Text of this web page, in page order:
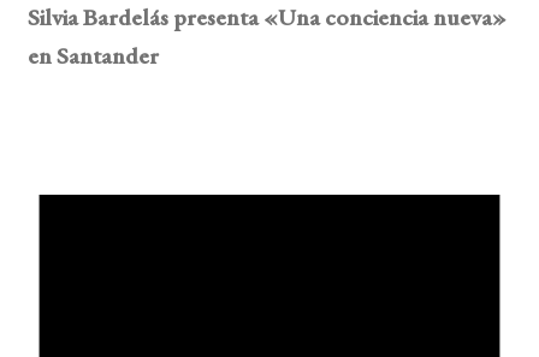
Silvia Bardelás presenta «Una conciencia nueva»
en Santander